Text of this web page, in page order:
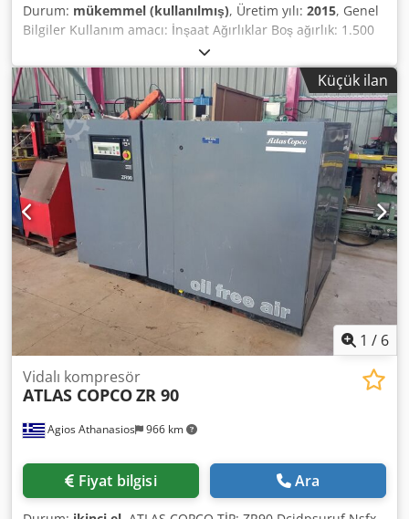
Durum: mükemmel (kullanılmış), Üretim yılı: 2015, Genel
Bilgiler Kullanım amacı: İnşaat Ağırlıklar Boş ağırlık: 1.500
kg Fonksiyonel Yükleme alanı ölçüleri: 200 x 70 x 80 cm CE
işareti: evet Bakım, geçmiş ve durum Sahip sayısı: 1 Teknik
durum: çok iyi Görsel durum: çok iyi Diğer bilgiler Şu
makineler için uygundur: 19 - 32 t Teslimat koşulları: EXW
Çalışma basıncı: 160-180 bar Gerekli hidrolik akış: 170 l/dak
Darbe frekansı: 320-640 Son kontrol: 27.04.2026 Dcodpfx
Aey N Sdteklok Üretim ülkesi: DE Ek bilgi Daha fazla bilgi
için Ö. Inalkac ile iletişime geçin.
Küçük ilan
1 / 6
Agios Athanasios 966 km
Vidalı kompresör
ATLAS COPCOZR 90
Fiyat bilgisi Ara